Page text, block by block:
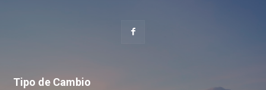
Tipo de Cambio